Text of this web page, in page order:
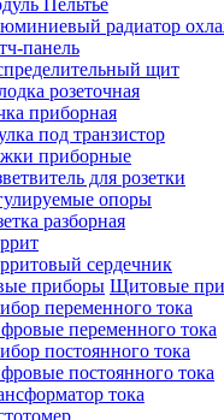
Пельтье
радиатор
панель
щит
розеточная
приборная
под транзистор
приборные
для розетки
опоры
разборная
сердечник
Щитовые
переменного тока
переменного тока
постоянного тока
постоянного тока
тока